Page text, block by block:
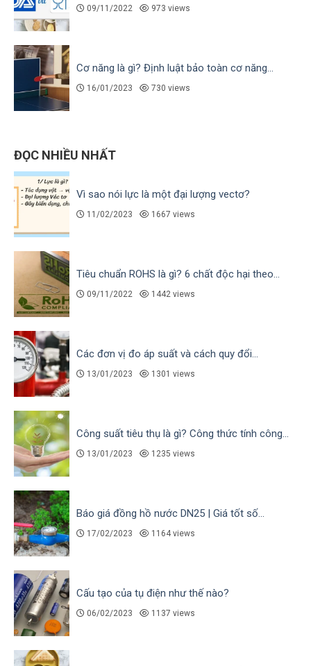
09/11/2022 973 views
Cơ năng là gì? Định luật bảo toàn cơ năng...
16/01/2023 730 views
ĐỌC NHIỀU NHẤT
Vì sao nói lực là một đại lượng vectơ?
11/02/2023 1667 views
Tiêu chuẩn ROHS là gì? 6 chất độc hại theo...
09/11/2022 1442 views
Các đơn vị đo áp suất và cách quy đổi...
13/01/2023 1301 views
Công suất tiêu thụ là gì? Công thức tính công...
13/01/2023 1235 views
Báo giá đồng hồ nước DN25 | Giá tốt số...
17/02/2023 1164 views
Cấu tạo của tụ điện như thế nào?
06/02/2023 1137 views